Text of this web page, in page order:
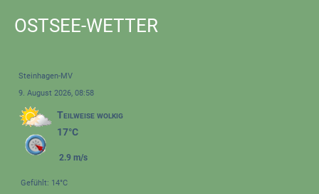
OSTSEE-WETTER
Steinhagen-MV
9. August 2026, 08:58
Teilweise wolkig
17°C
2.9 m/s
Gefühlt: 14°C